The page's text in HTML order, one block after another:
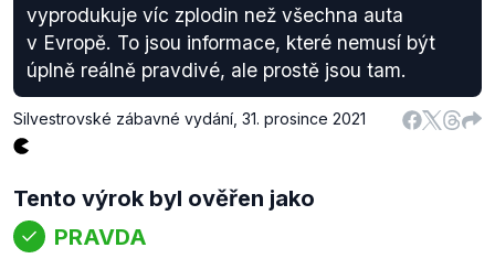
vyprodukuje víc zplodin než všechna auta
v Evropě. To jsou informace, které nemusí být
úplně reálně pravdivé, ale prostě jsou tam.
Silvestrovské zábavné vydání 31. prosince 2021
Tento výrok byl ověřen jako
PRAVDA